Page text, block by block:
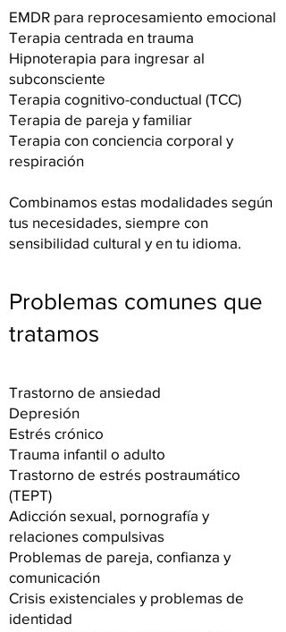
EMDR para reprocesamiento emocional
Terapia centrada en trauma
Hipnoterapia para ingresar al
subconsciente
Terapia cognitivo-conductual (TCC)
Terapia de pareja y familiar
Terapia con conciencia corporal y
respiración
Combinamos estas modalidades según
tus necesidades, siempre con
sensibilidad cultural y en tu idioma.
Problemas comunes que
tratamos
Trastorno de ansiedad
Depresión
Estrés crónico
Trauma infantil o adulto
Trastorno de estrés postraumático
(TEPT)
Adicción sexual, pornografía y
relaciones compulsivas
Problemas de pareja, confianza y
comunicación
Crisis existenciales y problemas de
identidad